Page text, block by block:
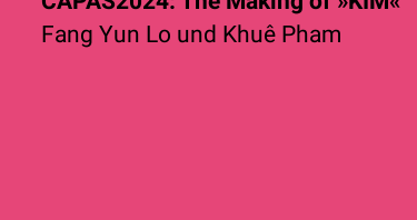
Fang Yun Lo und Khuê Pham